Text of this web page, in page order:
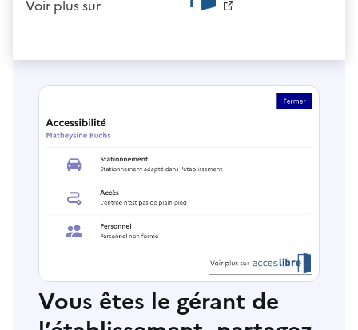
Voir plus sur
Vous êtes le gérant de